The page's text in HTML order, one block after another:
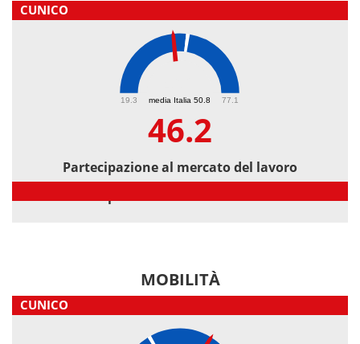
CUNICO
media Italia 50.8
19.3 77.1
46.2
Partecipazione al mercato del lavoro
MOBILITÀ
CUNICO